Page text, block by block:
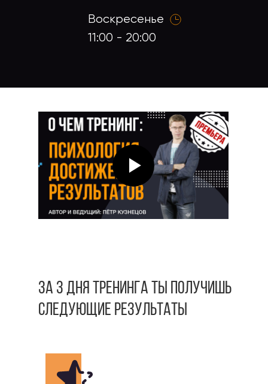
Воскресенье
11:00 - 20:00
ЗА 3 ДНЯ тренинга ТЫ ПОЛУЧИШЬ
СЛЕДУЮЩИЕ РЕЗУЛЬТАТЫ